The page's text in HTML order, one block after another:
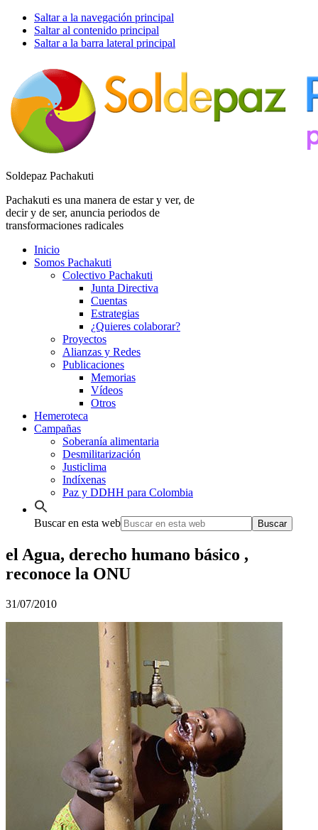
Saltar a la navegación principal
Saltar al contenido principal
Saltar a la barra lateral principal
Soldepaz Pachakuti
Pachakuti es una manera de estar y ver, de
decir y de ser, anuncia periodos de
transformaciones radicales
Inicio
Somos Pachakuti
Colectivo Pachakuti
Junta Directiva
Cuentas
Estrategias
¿Quieres colaborar?
Proyectos
Alianzas y Redes
Publicaciones
Memorias
Vídeos
Otros
Hemeroteca
Campañas
Soberanía alimentaria
Desmilitarización
Justiclima
Indíxenas
Paz y DDHH para Colombia
Buscar en esta web
el Agua, derecho humano básico ,
reconoce la ONU
31/07/2010